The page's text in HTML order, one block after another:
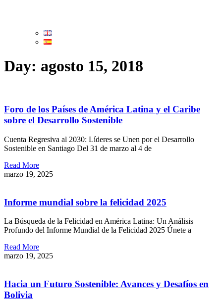
Day: agosto 15, 2018
Foro de los Países de América Latina y el Caribe
sobre el Desarrollo Sostenible
Cuenta Regresiva al 2030: Líderes se Unen por el Desarrollo
Sostenible en Santiago Del 31 de marzo al 4 de
Read More
marzo 19, 2025
Informe mundial sobre la felicidad 2025
La Búsqueda de la Felicidad en América Latina: Un Análisis
Profundo del Informe Mundial de la Felicidad 2025 Únete a
Read More
marzo 19, 2025
Hacia un Futuro Sostenible: Avances y Desafíos en
Bolivia